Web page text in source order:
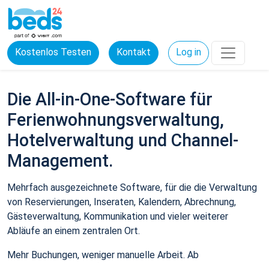
Kostenlos Testen Kontakt Log in
Die All-in-One-Software für
Ferienwohnungsverwaltung,
Hotelverwaltung und Channel-
Management.
Mehrfach ausgezeichnete Software, für die die Verwaltung
von Reservierungen, Inseraten, Kalendern, Abrechnung,
Gästeverwaltung, Kommunikation und vieler weiterer
Abläufe an einem zentralen Ort.
Mehr Buchungen, weniger manuelle Arbeit. Ab